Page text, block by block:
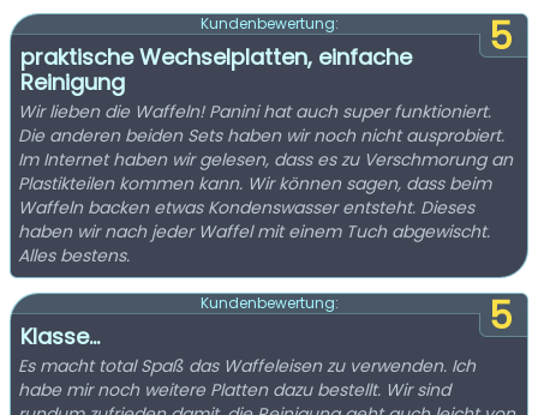
5
Kundenbewertung:
praktische Wechselplatten, einfache
Reinigung
Wir lieben die Waffeln! Panini hat auch super funktioniert.
Die anderen beiden Sets haben wir noch nicht ausprobiert.
Im Internet haben wir gelesen, dass es zu Verschmorung an
Plastikteilen kommen kann. Wir können sagen, dass beim
Waffeln backen etwas Kondenswasser entsteht. Dieses
haben wir nach jeder Waffel mit einem Tuch abgewischt.
Alles bestens.
5
Kundenbewertung:
Klasse…
Es macht total Spaß das Waffeleisen zu verwenden. Ich
habe mir noch weitere Platten dazu bestellt. Wir sind